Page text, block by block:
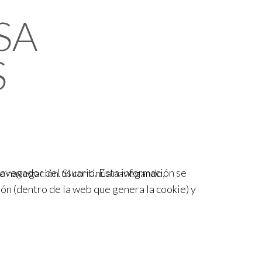
Si continúa navegando,
del usuario. Esta información se
(dentro de la web que genera la cookie) y